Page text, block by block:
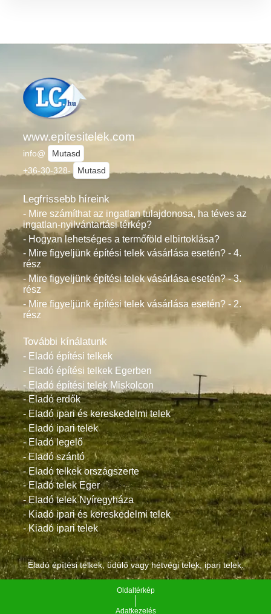
www.epitesitelek.com
info@
Mutasd
+36-30-328-
Mutasd
Legfrissebb híreink
- Mire számíthat az ingatlan tulajdonosa, ha téves az
ingatlan-nyilvántartási térkép?
- Hogyan lehetséges a termőföld elbirtoklása?
- Mire figyeljünk építési telek vásárlása esetén? - 4.
rész
- Mire figyeljünk építési telek vásárlása esetén? - 3.
rész
- Mire figyeljünk építési telek vásárlása esetén? - 2.
rész
További kínálatunk
- Eladó építési telkek
- Eladó építési telkek Egerben
- Eladó építési telek Miskolcon
- Eladó erdők
- Eladó ipari és kereskedelmi telek
- Eladó ipari telek
- Eladó legelő
- Eladó szántó
- Eladó telkek országszerte
- Eladó telek Eger
- Eladó telek Nyíregyháza
- Kiadó ipari és kereskedelmi telek
- Kiadó ipari telek
Eladó építési telkek, üdülő vagy hétvégi telek, ipari telek.
Oldaltérkép
Adatkezelés